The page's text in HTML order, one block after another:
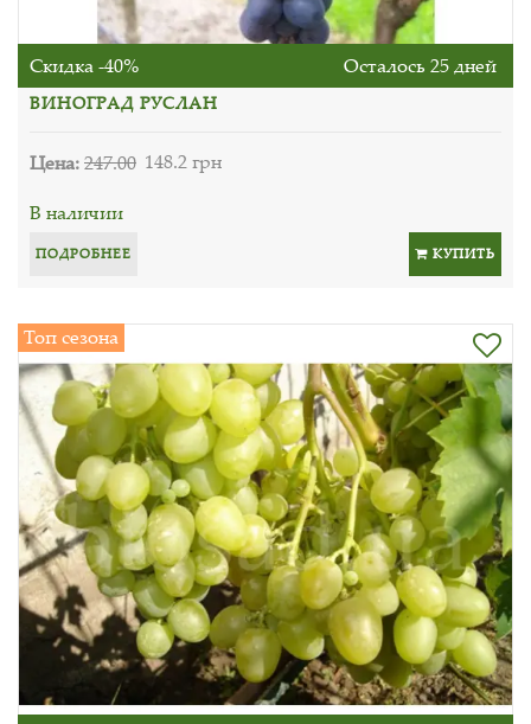
Скидка -40% Осталось 25 дней
ВИНОГРАД РУСЛАН
Цена:247.00 148.2 грн
В наличии
ПОДРОБНЕЕ КУПИТЬ
Топ сезона